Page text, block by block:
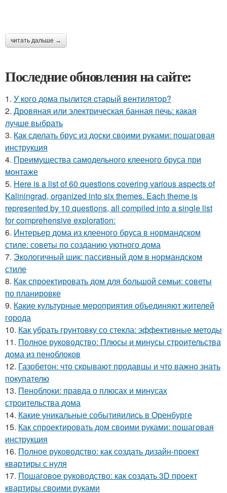
читать дальше →
Последние обновления на сайте:
1. У кого дома пылитcя cтарый вентилятор?
2. Дровяная или электрическая банная печь: какая
лучше выбрать
3. Как сделать брус из доски своими руками: пошаговая
инструкция
4. Преимущества самодельного клееного бруса при
монтаже
5. Here is a list of 60 questions covering various aspects of
Kaliningrad, organized into six themes. Each theme is
represented by 10 questions, all compiled into a single list
for comprehensive exploration:
6. Интерьер дома из клееного бруса в нормандском
стиле: советы по созданию уютного дома
7. Экологичный шик: пассивный дом в нормандском
стиле
8. Как спроектировать дом для большой семьи: советы
по планировке
9. Какие культурные мероприятия объединяют жителей
города
10. Как убрать грунтовку со стекла: эффективные методы
11. Полное руководство: Плюсы и минусы строительства
дома из пеноблоков
12. Газобетон: что скрывают продавцы и что важно знать
покупателю
13. Пеноблоки: правда о плюсах и минусах
строительства дома
14. Какие уникальные событияились в Оренбурге
15. Как спроектировать дом своими руками: пошаговая
инструкция
16. Полное руководство: как создать дизайн-проект
квартиры с нуля
17. Пошаговое руководство: как создать 3D проект
квартиры своими руками